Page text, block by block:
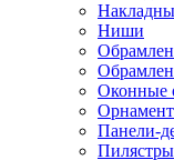
Ниши
Оконные
Панели-
Пилястры